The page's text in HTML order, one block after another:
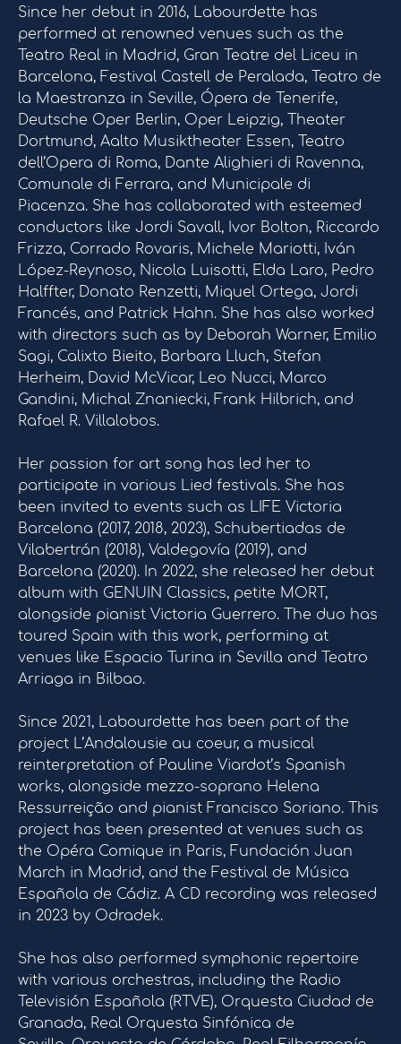
Since her debut in 2016, Labourdette has
performed at renowned venues such as the
Teatro Real in Madrid, Gran Teatre del Liceu in
Barcelona, Festival Castell de Peralada, Teatro de
la Maestranza in Seville, Ópera de Tenerife,
Deutsche Oper Berlin, Oper Leipzig, Theater
Dortmund, Aalto Musiktheater Essen, Teatro
dell’Opera di Roma, Dante Alighieri di Ravenna,
Comunale di Ferrara, and Municipale di
Piacenza. She has collaborated with esteemed
conductors like Jordi Savall, Ivor Bolton, Riccardo
Frizza, Corrado Rovaris, Michele Mariotti, Iván
López-Reynoso, Nicola Luisotti, Elda Laro, Pedro
Halffter, Donato Renzetti, Miquel Ortega, Jordi
Francés, and Patrick Hahn. She has also worked
with directors such as by Deborah Warner, Emilio
Sagi, Calixto Bieito, Barbara Lluch, Stefan
Herheim, David McVicar, Leo Nucci, Marco
Gandini, Michal Znaniecki, Frank Hilbrich, and
Rafael R. Villalobos.
Her passion for art song has led her to
participate in various Lied festivals. She has
been invited to events such as LIFE Victoria
Barcelona (2017, 2018, 2023), Schubertiadas de
Vilabertrán (2018), Valdegovía (2019), and
Barcelona (2020). In 2022, she released her debut
album with GENUIN Classics, petite MORT,
alongside pianist Victoria Guerrero. The duo has
toured Spain with this work, performing at
venues like Espacio Turina in Sevilla and Teatro
Arriaga in Bilbao.
Since 2021, Labourdette has been part of the
project L’Andalousie au coeur, a musical
reinterpretation of Pauline Viardot’s Spanish
works, alongside mezzo-soprano Helena
Ressurreição and pianist Francisco Soriano. This
project has been presented at venues such as
the Opéra Comique in Paris, Fundación Juan
March in Madrid, and the Festival de Música
Española de Cádiz. A CD recording was released
in 2023 by Odradek.
She has also performed symphonic repertoire
with various orchestras, including the Radio
Televisión Española (RTVE), Orquesta Ciudad de
Granada, Real Orquesta Sinfónica de